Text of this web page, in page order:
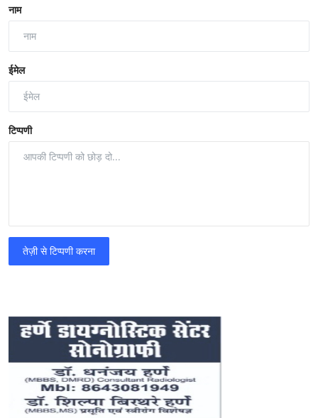
नाम
ईमेल
टिप्पणी
तेज़ी से टिप्पणी करना